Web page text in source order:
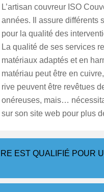
L’artisan couvreur ISO
années. Il assure différents
pour la qualité des
La qualité de ses services
matériaux adaptés et en
matériau peut être en
rive peuvent être revêtues
onéreuses, mais…
sur son site web pour plus
EST QUALIFIÉ POUR